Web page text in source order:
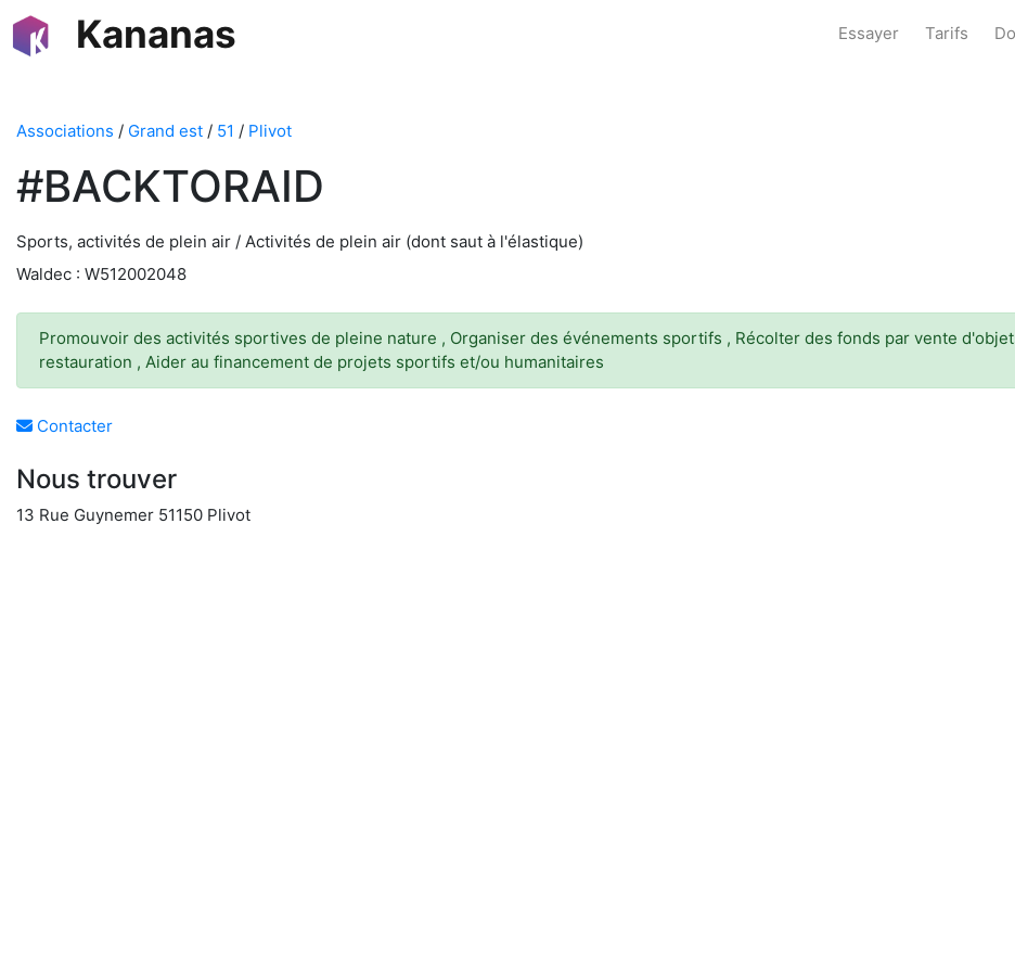
Kananas Essayer Tarifs
Associations / Grand est / 51 / Plivot
#BACKTORAID
Sports, activités de plein air / Activités de plein air (dont saut à l'élastique)
Waldec : W512002048
Promouvoir des activités sportives de pleine nature , Organiser des événements sportifs , Récolter des fonds par vente
restauration , Aider au financement de projets sportifs et/ou humanitaires
Contacter
Nous trouver
13 Rue Guynemer 51150 Plivot